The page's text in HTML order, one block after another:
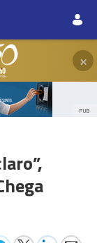
×
PUB